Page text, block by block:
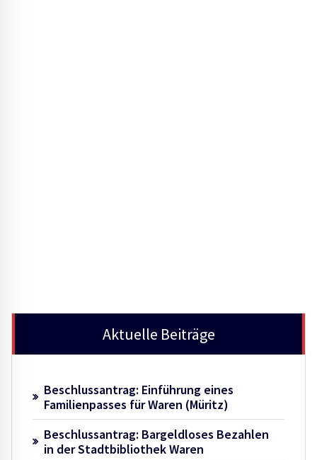
Aktuelle Beiträge
Beschlussantrag: Einführung eines
Familienpasses für Waren (Müritz)
Beschlussantrag: Bargeldloses Bezahlen
in der Stadtbibliothek Waren